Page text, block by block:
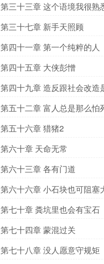
第三十三章 这个语境我很熟
第三十七章 新手天照顾
第四十一章 第一个纯粹的人
第四十五章 大侠彭憎
第四十九章 造反跟社会改造
第五十二章 富人总是那么怕
第五十六章 猎猪2
第六十章 天命无常
第六十三章 各有门道
第六十六章 小石块也可阻塞
求订阅
第七十章 粪坑里也会有宝石
第七十四章 蒙混过关
第七十八章 没人愿意守规矩